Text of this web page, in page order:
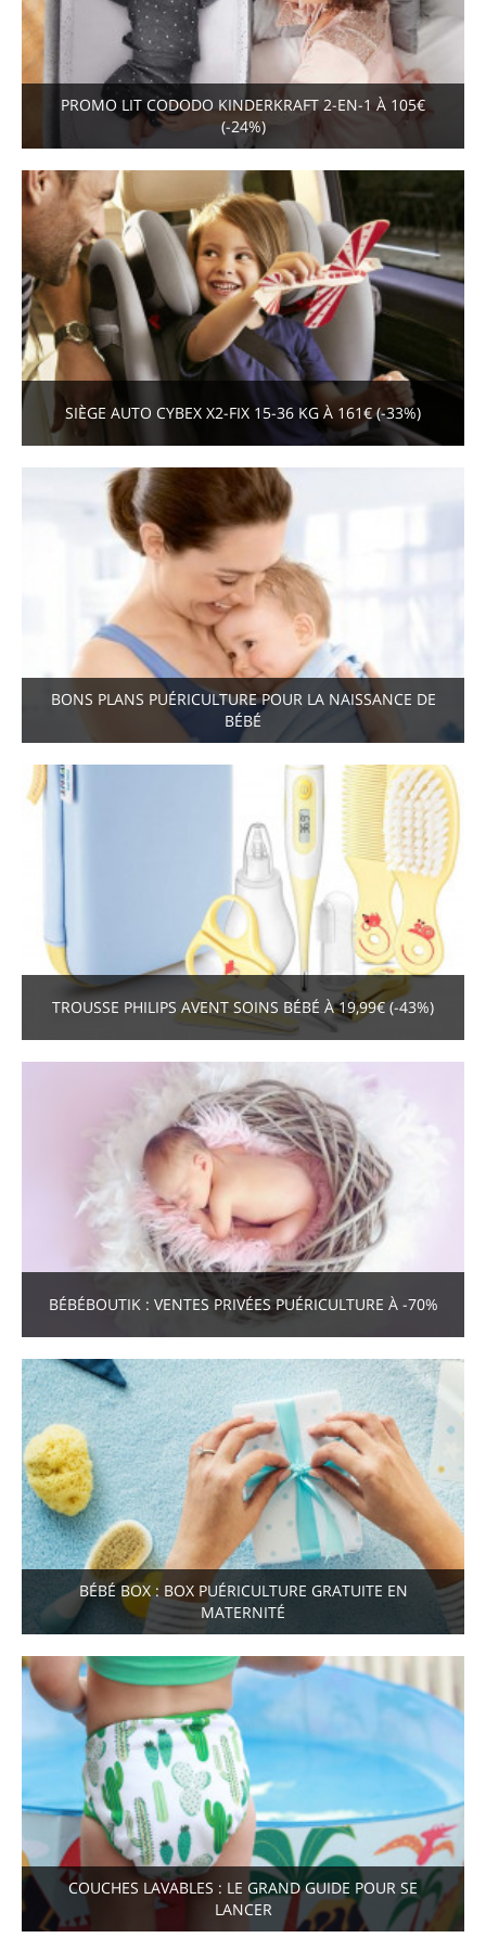
PROMO LIT CODODO KINDERKRAFT 2-EN-1 À 105€
(-24%)
SIÈGE AUTO CYBEX X2-FIX 15-36 KG À 161€ (-33%)
BONS PLANS PUÉRICULTURE POUR LA NAISSANCE DE
BÉBÉ
TROUSSE PHILIPS AVENT SOINS BÉBÉ À 19,99€ (-43%)
BÉBÉBOUTIK : VENTES PRIVÉES PUÉRICULTURE À -70%
BÉBÉ BOX : BOX PUÉRICULTURE GRATUITE EN
MATERNITÉ
COUCHES LAVABLES : LE GRAND GUIDE POUR SE
LANCER